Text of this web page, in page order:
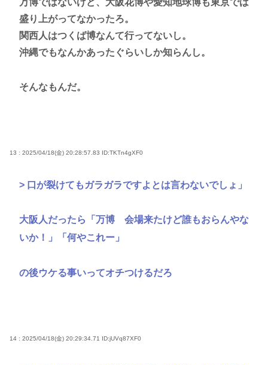
万博ではないけど、大阪花博や愛知地球博も東京では
盛り上がってなかったろ。
関西人はつくば博なんて行ってないし。
沖縄でもなんかあったぐらいしか知らんし。
そんなもんだ。
13 : 2025/04/18(金) 20:28:57.83 ID:TKTn4gXF0
> 口が裂けてもガラガラですよとは言わないでしょ」
大阪人だったら「万博 会場来たけど誰もおらんやな
いか！」「何やこれー」
の後ウケる事いってオチつけるだろ
14 : 2025/04/18(金) 20:29:34.71 ID:jUVq87XF0